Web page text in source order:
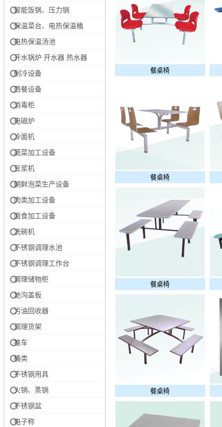
智能饭锅、压力锅
保温菜台、电热保温桶
电热保温汤池
开水锅炉 开水器 热水器
制冷设备
西餐设备
消毒柜
电磁炉
冷面机
蔬菜加工设备
豆浆机
朝鲜泡菜生产设备
肉类加工设备
面食加工设备
洗碗机
不锈钢调理水池
不锈钢调理工作台
调理储物柜
地沟盖板
污油回收器
调理货架
推车
桶类
不锈钢用具
火锅、蒸锅
不锈钢盆
电子称
餐桌椅
餐桌椅
餐桌椅
餐桌椅